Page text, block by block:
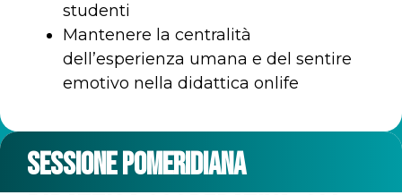
studenti
Mantenere la centralità
dell’esperienza umana e del sentire
emotivo nella didattica onlife
SESSIONE POMERIDIANA